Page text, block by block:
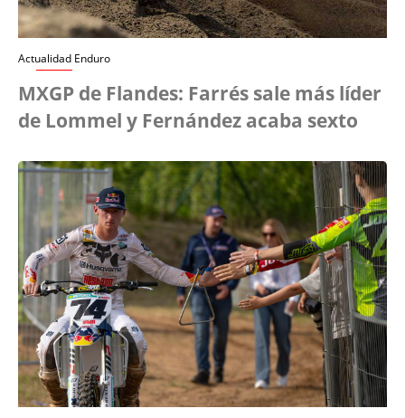
Actualidad Enduro
MXGP de Flandes: Farrés sale más líder
de Lommel y Fernández acaba sexto